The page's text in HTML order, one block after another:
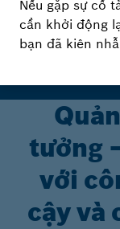
tưởng
với
cậy và
Nếu gặp sự cố
cần khởi động
bạn đã kiên